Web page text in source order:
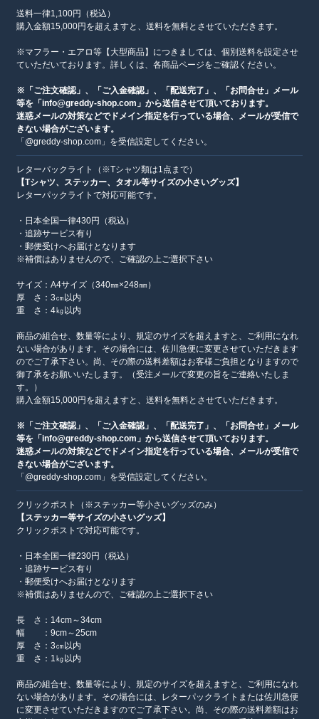
送料一律1,100円（税込）
購入金額15,000円を超えますと、送料を無料とさせていただきます。
※マフラー・エアロ等【大型商品】につきましては、個別送料を設定させ
ていただいております。詳しくは、各商品ページをご確認ください。
※「ご注文確認」、「ご入金確認」、「配送完了」、「お問合せ」メール
等を「info@greddy-shop.com」から送信させて頂いております。
迷惑メールの対策などでドメイン指定を行っている場合、メールが受信で
きない場合がございます。
「@greddy-shop.com」を受信設定してください。
レターパックライト（※Tシャツ類は1点まで）
【Tシャツ、ステッカー、タオル等サイズの小さいグッズ】
レターパックライトで対応可能です。
・日本全国一律430円（税込）
・追跡サービス有り
・郵便受けへお届けとなります
※補償はありませんので、ご確認の上ご選択下さい
サイズ：A4サイズ（340㎜×248㎜）
厚 さ：3㎝以内
重 さ：4㎏以内
商品の組合せ、数量等により、規定のサイズを超えますと、ご利用になれ
ない場合があります。その場合には、佐川急便に変更させていただきます
のでご了承下さい。尚、その際の送料差額はお客様ご負担となりますので
御了承をお願いいたします。（受注メールで変更の旨をご連絡いたしま
す。）
購入金額15,000円を超えますと、送料を無料とさせていただきます。
※「ご注文確認」、「ご入金確認」、「配送完了」、「お問合せ」メール
等を「info@greddy-shop.com」から送信させて頂いております。
迷惑メールの対策などでドメイン指定を行っている場合、メールが受信で
きない場合がございます。
「@greddy-shop.com」を受信設定してください。
クリックポスト（※ステッカー等小さいグッズのみ）
【ステッカー等サイズの小さいグッズ】
クリックポストで対応可能です。
・日本全国一律230円（税込）
・追跡サービス有り
・郵便受けへお届けとなります
※補償はありませんので、ご確認の上ご選択下さい
長 さ：14cm～34cm
幅 ：9cm～25cm
厚 さ：3㎝以内
重 さ：1㎏以内
商品の組合せ、数量等により、規定のサイズを超えますと、ご利用になれ
ない場合があります。その場合には、レターパックライトまたは佐川急便
に変更させていただきますのでご了承下さい。尚、その際の送料差額はお